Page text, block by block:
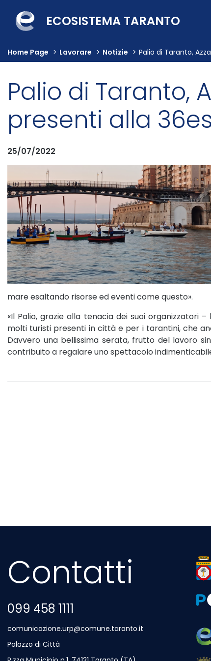
ECOSISTEMA TARANTO
Home Page > Lavorare > Notizie > Palio di Taranto,
Palio di Taranto,
presenti alla
25/07/2022
mare esaltando risorse ed eventi come questo».
«Il Palio, grazie alla tenacia dei suoi organizzatori
molti turisti presenti in città e per i tarantini, che
Davvero una bellissima serata, frutto del lavoro
contribuito a regalare uno spettacolo
Contatti
099 458 1111
comunicazione.urp@comune.taranto.it
Palazzo di Città